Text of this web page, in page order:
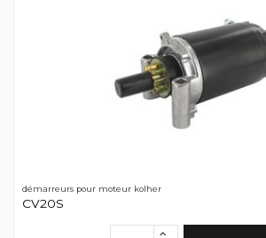
démarreurs pour moteur kolher
CV20S